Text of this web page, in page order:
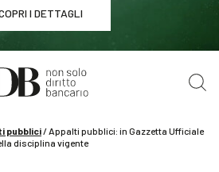
I DETTAGLI
/ 23 settembre
sulla POG dei prodotti
DETTAGLI
pubblici/Appalti pubblici: in Gazzetta Ufficiale
disciplina vigente